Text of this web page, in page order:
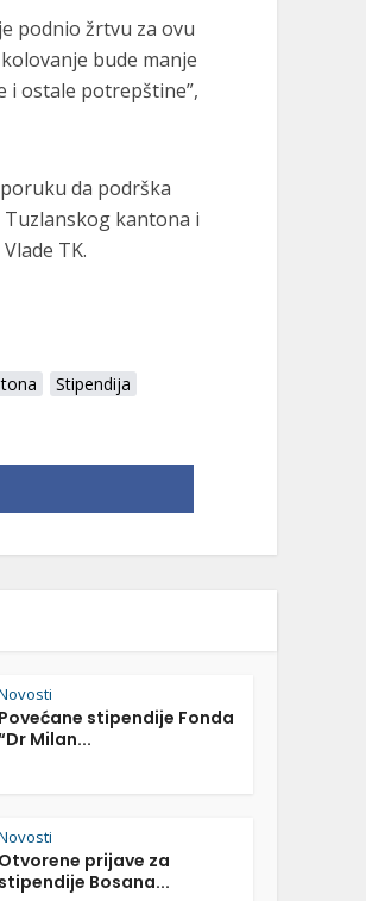
podnio žrtvu za ovu
bude manje
i ostale potrepštine”,
da podrška
kantona i
TK.
Stipendija
Povećane stipendije Fonda
Milan...
Otvorene prijave za
stipendije Bosana...